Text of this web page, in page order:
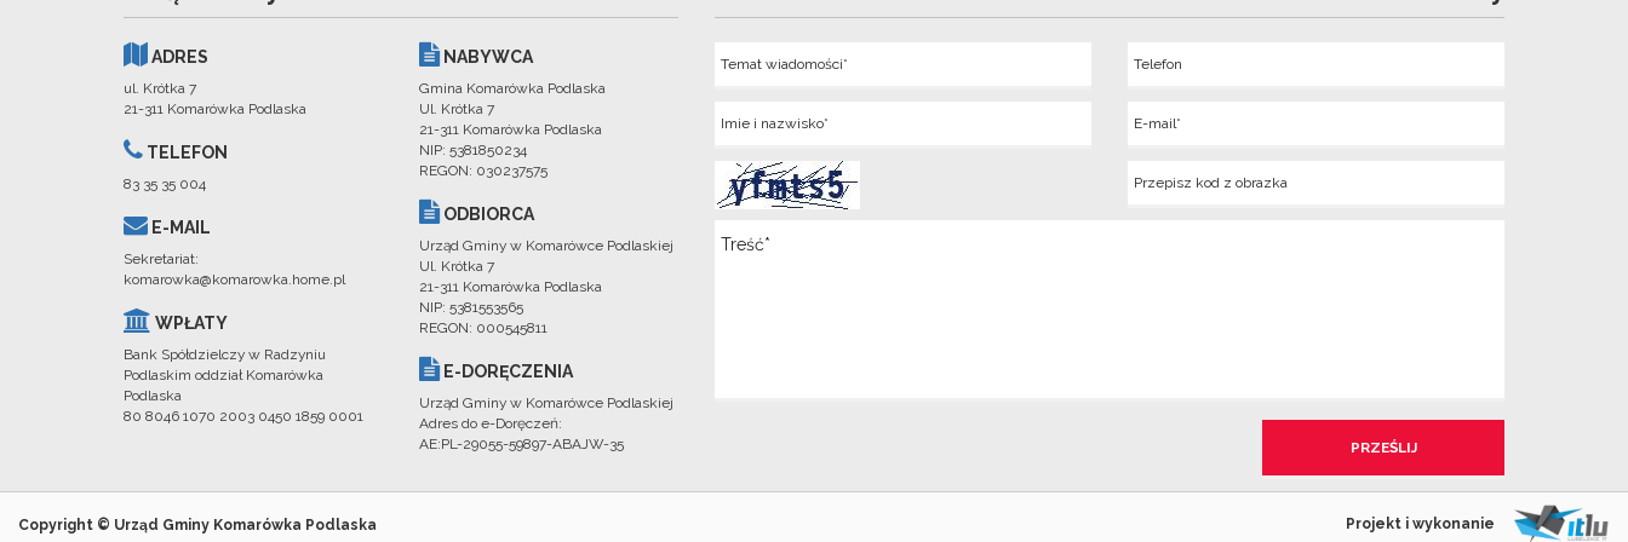
ADRES
ul. Krótka 7
21-311 Komarówka Podlaska
TELEFON
83 35 35 004
E-MAIL
Sekretariat:
komarowka@komarowka.home.pl
WPŁATY
Bank Spółdzielczy w Radzyniu
Podlaskim oddział Komarówka
Podlaska
80 8046 1070 2003 0450 1859 0001
NABYWCA
Gmina Komarówka Podlaska
Ul. Krótka 7
21-311 Komarówka Podlaska
NIP: 5381850234
REGON: 030237575
ODBIORCA
Urząd Gminy w Komarówce Podlaskiej
Ul. Krótka 7
21-311 Komarówka Podlaska
NIP: 5381553565
REGON: 000545811
E-DORĘCZENIA
Urząd Gminy w Komarówce Podlaskiej
Adres do e-Doręczeń:
AE:PL-29055-59897-ABAJW-35
Copyright © Urząd Gminy Komarówka Podlaska Projekt i wykonanie